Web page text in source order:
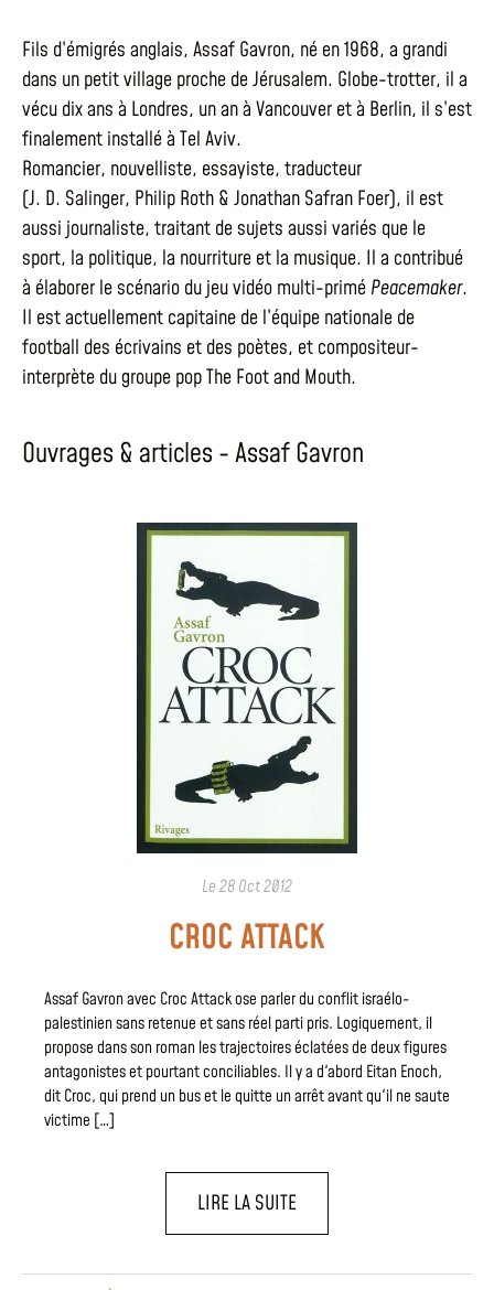
Fils d’émigrés anglais, Assaf Gavron, né en 1968, a grandi
dans un petit village proche de Jérusalem. Globe-trotter, il a
vécu dix ans à Londres, un an à Vancouver et à Berlin, il s’est
finalement installé à Tel Aviv.
Romancier, nouvelliste, essayiste, traducteur
(J. D. Salinger, Philip Roth & Jonathan Safran Foer), il est
aussi journaliste, traitant de sujets aussi variés que le
sport, la politique, la nourriture et la musique. Il a contribué
à élaborer le scénario du jeu vidéo multi-primé Peacemaker.
Il est actuellement capitaine de l’équipe nationale de
football des écrivains et des poètes, et compositeur-
interprète du groupe pop The Foot and Mouth.
Ouvrages & articles - Assaf Gavron
Le28 Oct 2012
CROC ATTACK
Assaf Gavron avec Croc Attack ose parler du conflit israélo-
palestinien sans retenue et sans réel parti pris. Logiquement, il
propose dans son roman les trajectoires éclatées de deux figures
antagonistes et pourtant conciliables. Il y a d'abord Eitan Enoch,
dit Croc, qui prend un bus et le quitte un arrêt avant qu'il ne saute
victime […]
LIRE LA SUITE